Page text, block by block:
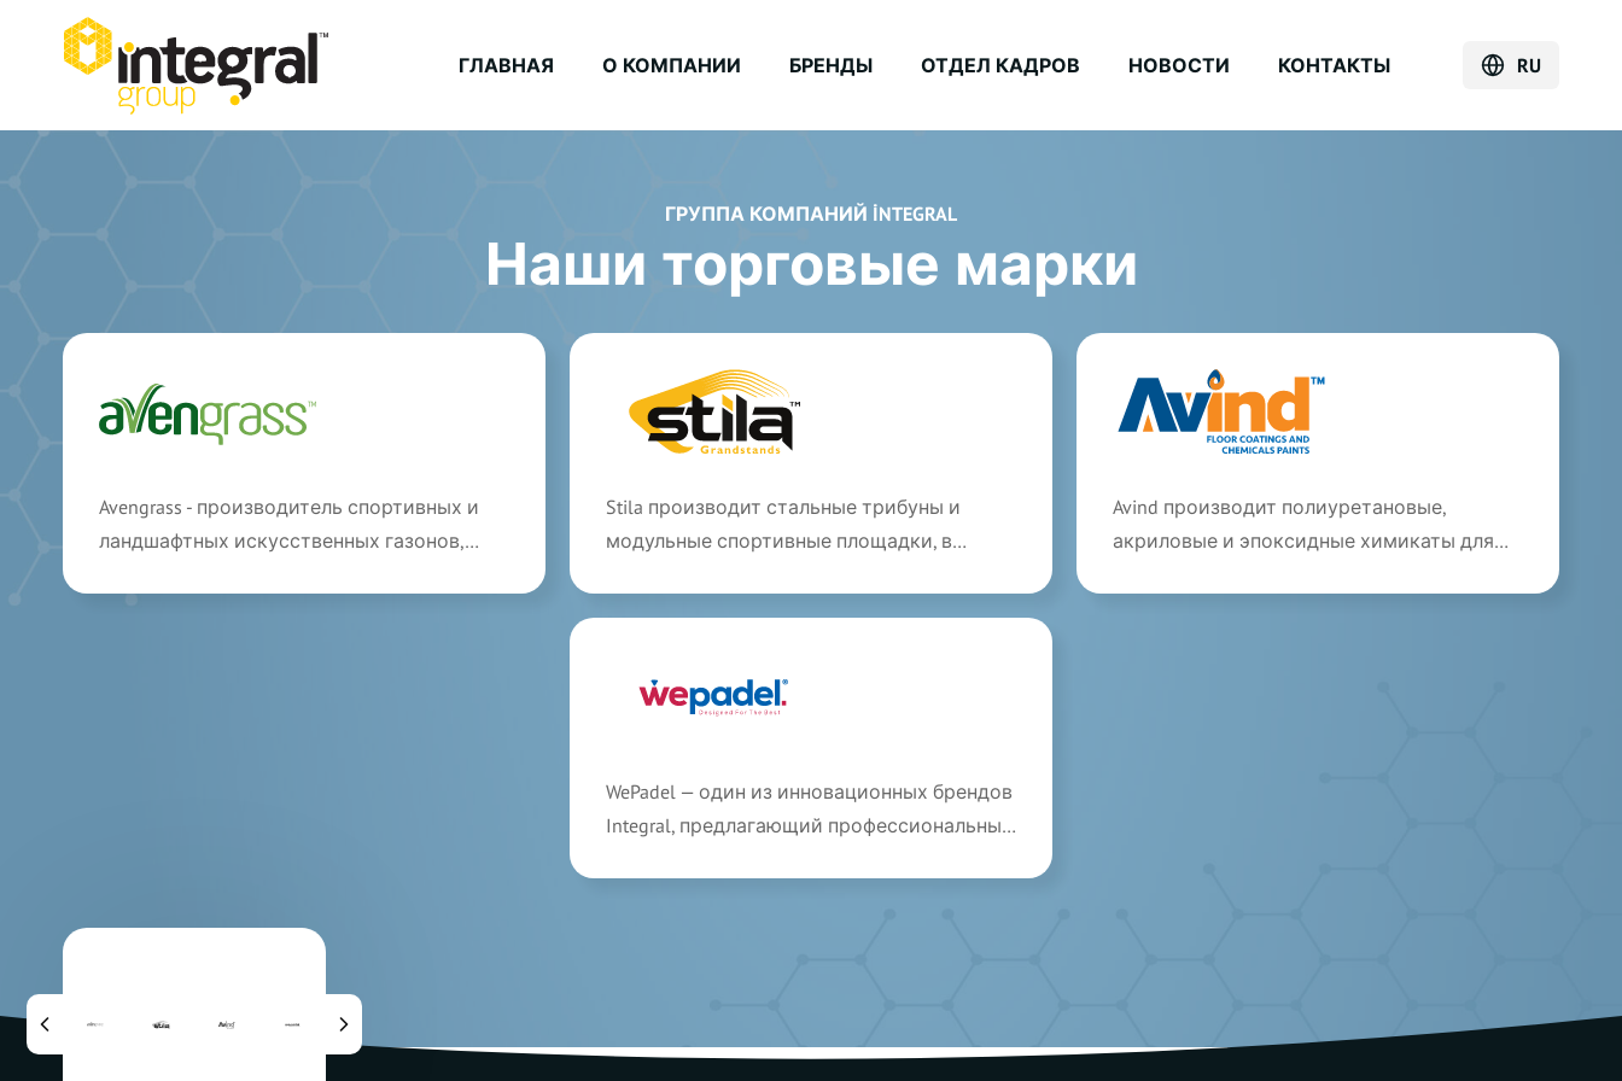
ГЛАВНАЯ О КОМПАНИИ БРЕНДЫ ОТДЕЛ КАДРОВ НОВОСТИ КОНТАКТЫ RU
ГРУППА КОМПАНИЙ İNTEGRAL
Наши торговые марки
Avengrass - производитель спортивных и
ландшафтных искусственных газонов,
Stila производит стальные трибуны и
модульные спортивные площадки, в
Avind производит полиуретановые,
акриловые и эпоксидные химикаты для
WePadel — один из инновационных брендов
Integral, предлагающий профессиональные